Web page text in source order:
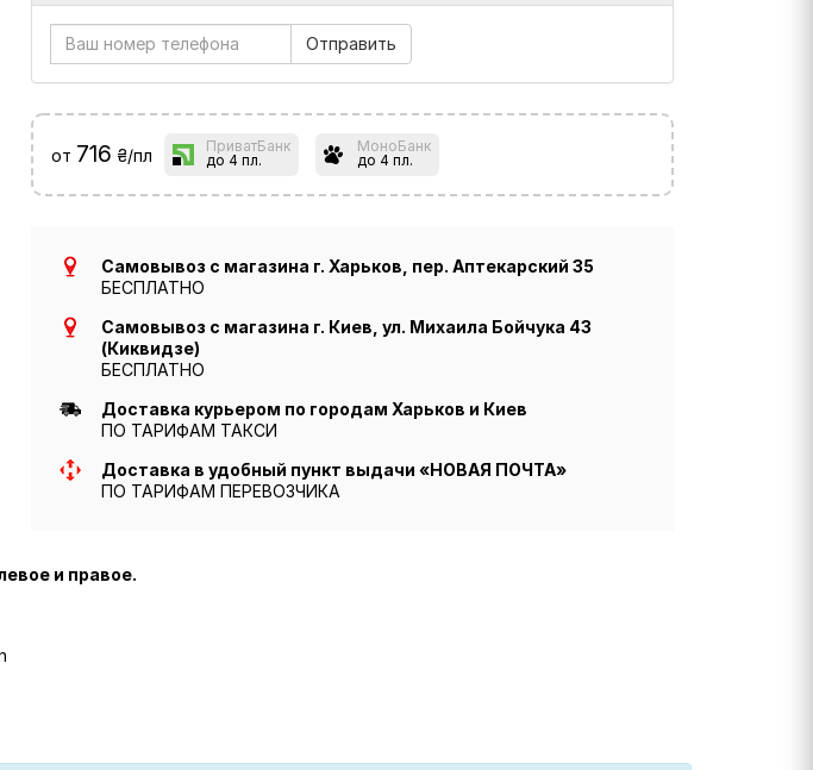
от 716 ₴/пл
ПриватБанк
до 4 пл.
МоноБанк
до 4 пл.
Самовывоз с магазина г. Харьков, пер. Аптекарский 35
БЕСПЛАТНО
Самовывоз с магазина г. Киев, ул. Михаила Бойчука 43
(Киквидзе)
БЕСПЛАТНО
Доставка курьером по городам Харьков и Киев
ПО ТАРИФАМ ТАКСИ
Доставка в удобный пункт выдачи «НОВАЯ ПОЧТА»
ПО ТАРИФАМ ПЕРЕВОЗЧИКА
и правое.